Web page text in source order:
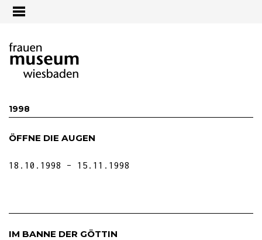
1998
ÖFFNE DIE AUGEN
18.10.1998 15.11.1998
IM BANNE DER GÖTTIN